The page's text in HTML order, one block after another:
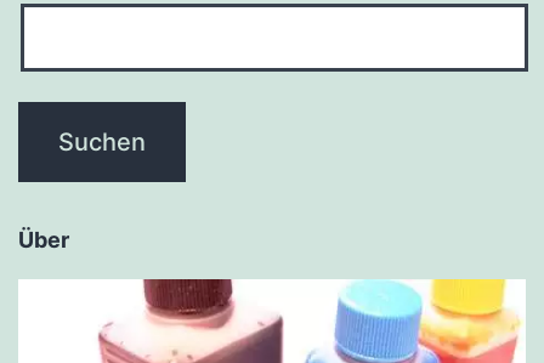
Über